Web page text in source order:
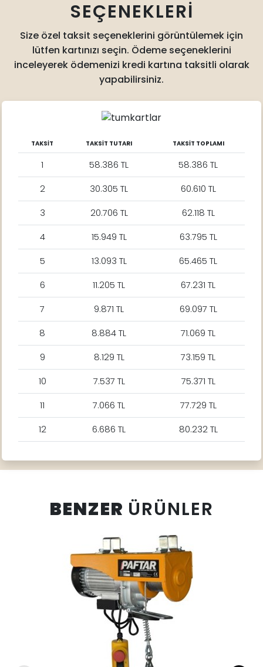
SEÇENEKLERİ
Size özel taksit seçeneklerini görüntülemek için
lütfen kartınızı seçin. Ödeme seçeneklerini
inceleyerek ödemenizi kredi kartına taksitli olarak
yapabilirsiniz.
TAKSİT TAKSİT TUTARI TAKSİT TOPLAMI
1 58.386 TL
58.386 TL
2
30.305 TL
60.610 TL
3
20.706 TL
62.118 TL
4
15.949 TL
63.795 TL
5
13.093 TL
65.465 TL
6
11.205 TL
67.231 TL
7
9.871 TL
69.097 TL
8
8.884 TL
71.069 TL
9
8.129 TL
73.159 TL
10
7.537 TL
75.371 TL
11
7.066 TL
77.729 TL
12
6.686 TL 80.232 TL
BENZER ÜRÜNLER